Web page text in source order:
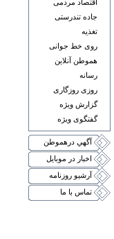
اقتصاد مردمی
جاده تندرستی
تغذيه
روی خط جوانی
هموطن آنلاين
رسانه
روزی روزگاری
گزارش ويژه
گفتگوی ويژه
آگهي درهموطن
اخبار در موبايل
آرشيو روزنامه
تماس با ما